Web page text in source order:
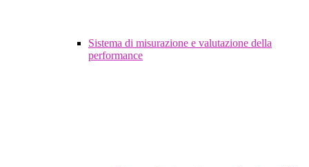
Sistema di misurazione e valutazione della
performance